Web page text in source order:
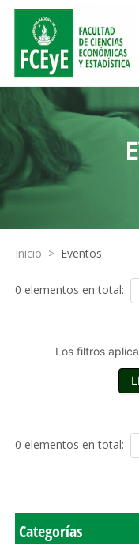
Inicio > Eventos
0 elementos en total:
Los filtros
0 elementos en total:
Categorías